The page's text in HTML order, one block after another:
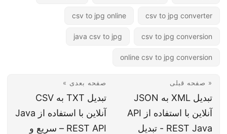
csv to jpg converter
csv to jpg online
csv to jpg conversion
java csv to jpg
online csv to jpg conversion
« صفحه قبلی
تبدیل XML به JSON
آنلاین با استفاده از API
REST Java - تبدیل
صفحه بعدی »
تبدیل TXT به CSV
آنلاین با استفاده از Java
REST API – سریع و